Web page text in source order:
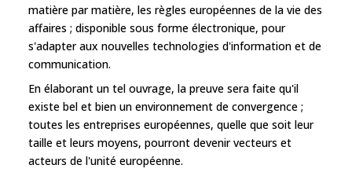
matière par matière, les règles européennes de la vie des
affaires ; disponible sous forme électronique, pour
s'adapter aux nouvelles technologies d'information et de
communication.
En élaborant un tel ouvrage, la preuve sera faite qu'il
existe bel et bien un environnement de convergence ;
toutes les entreprises européennes, quelle que soit leur
taille et leurs moyens, pourront devenir vecteurs et
acteurs de l'unité européenne.